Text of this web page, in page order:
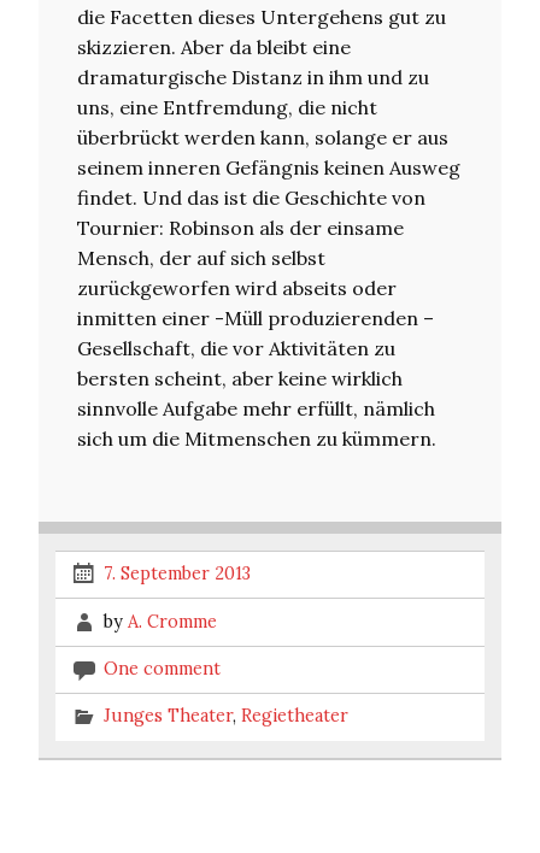
die Facetten dieses Untergehens gut zu
skizzieren. Aber da bleibt eine
dramaturgische Distanz in ihm und zu
uns, eine Entfremdung, die nicht
überbrückt werden kann, solange er aus
seinem inneren Gefängnis keinen Ausweg
findet. Und das ist die Geschichte von
Tournier: Robinson als der einsame
Mensch, der auf sich selbst
zurückgeworfen wird abseits oder
inmitten einer -Müll produzierenden –
Gesellschaft, die vor Aktivitäten zu
bersten scheint, aber keine wirklich
sinnvolle Aufgabe mehr erfüllt, nämlich
sich um die Mitmenschen zu kümmern.
7. September 2013
by A. Cromme
One comment
Junges Theater, Regietheater